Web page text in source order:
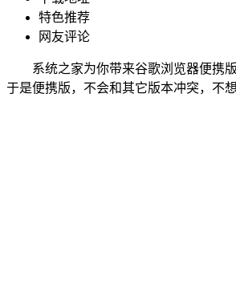
特色推荐
网友评论
系统之家为你带来谷歌浏览器便携版
于是便携版，不会和其它版本冲突，不